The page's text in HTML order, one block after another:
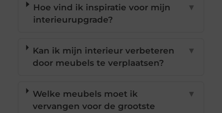
Hoe vind ik inspiratie voor mijn
interieurupgrade?
▼
Kan ik mijn interieur verbeteren
door meubels te verplaatsen?
▼
Welke meubels moet ik
vervangen voor de grootste
▼